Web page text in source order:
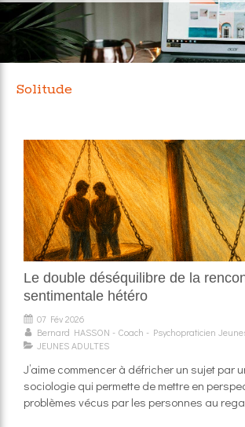
Solitude
Le double déséquilibre de la
sentimentale hétéro
07 Fév 2026
Bernard HASSON - Coach - Psychopraticien
JEUNES ADULTES
J’aime commencer à défricher un sujet par
sociologie qui permette de mettre en
problèmes vécus par les personnes au